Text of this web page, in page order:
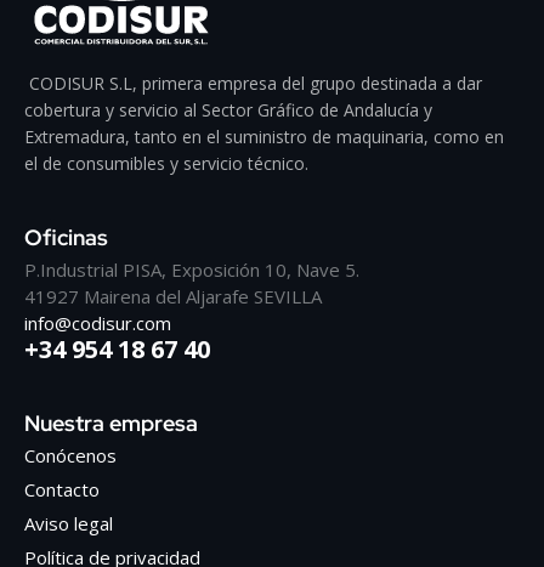
CODISUR S.L, primera empresa del grupo destinada a dar
cobertura y servicio al Sector Gráfico de Andalucía y
Extremadura, tanto en el suministro de maquinaria, como en
el de consumibles y servicio técnico.
Oficinas
P.Industrial PISA, Exposición 10, Nave 5.
41927 Mairena del Aljarafe SEVILLA
info@codisur.com
+34 954 18 67 40
Nuestra empresa
Conócenos
Contacto
Aviso legal
Política de privacidad